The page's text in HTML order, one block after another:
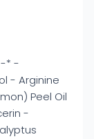
-* -
- Arginine
Peel Oil
-